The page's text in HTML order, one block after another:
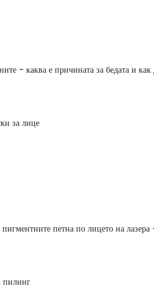
- каква е причината за бедата и как
за лице
пигментните петна по лицето на
пилинг